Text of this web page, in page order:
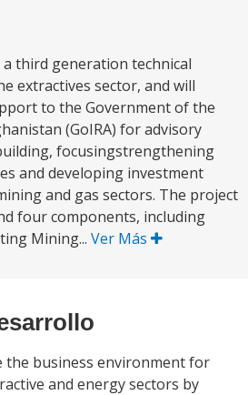
a third generation technical
extractives sector, and will
to the Government of the
(GoIRA) for advisory
focusingstrengthening
and developing investment
and gas sectors. The project
four components, including
Mining... Ver Más
the business environment for
and energy sectors by